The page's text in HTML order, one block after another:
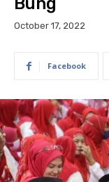
October 17, 2022
Facebook